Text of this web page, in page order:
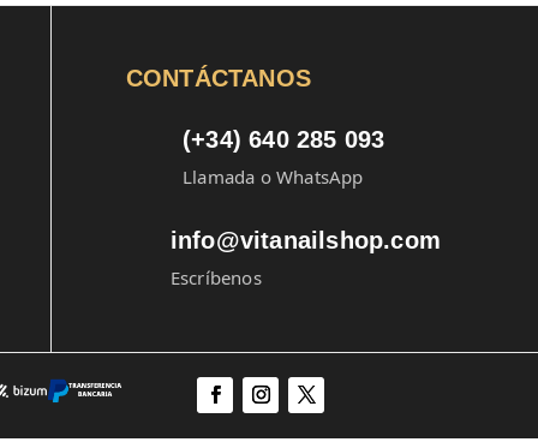
CONTÁCTANOS
(+34) 640 285 093
Llamada o WhatsApp
info@vitanailshop.com
Escríbenos